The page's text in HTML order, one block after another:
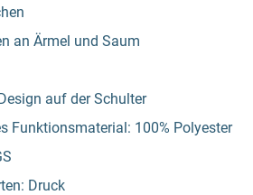
an Ärmel und Saum
auf der Schulter
Funktionsmaterial: 100% Polyester
Druck